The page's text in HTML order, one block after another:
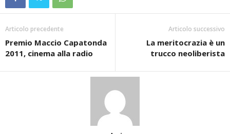
Articolo precedente
Premio Maccio Capatonda
2011, cinema alla radio
Articolo successivo
La meritocrazia è un
trucco neoliberista